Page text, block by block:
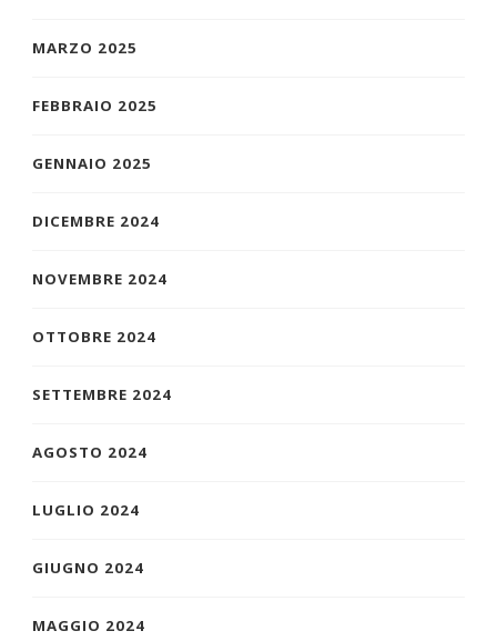
MARZO 2025
FEBBRAIO 2025
GENNAIO 2025
DICEMBRE 2024
NOVEMBRE 2024
OTTOBRE 2024
SETTEMBRE 2024
AGOSTO 2024
LUGLIO 2024
GIUGNO 2024
MAGGIO 2024